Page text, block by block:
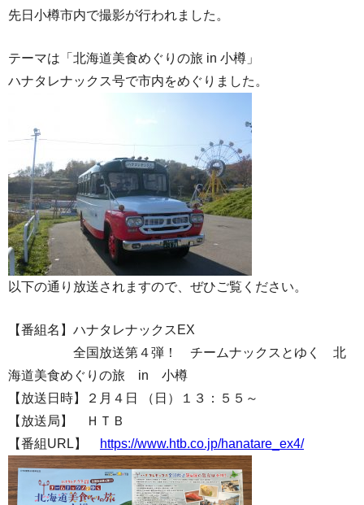
先日小樽市内で撮影が行われました。
テーマは「北海道美食めぐりの旅 in 小樽」
ハナタレナックス号で市内をめぐりました。
以下の通り放送されますので、ぜひご覧ください。
【番組名】ハナタレナックスEX
全国放送第４弾！ チームナックスとゆく 北
海道美食めぐりの旅 in 小樽
【放送日時】２月４日 （日）１３：５５～
【放送局】 ＨＴＢ
【番組URL】
https://www.htb.co.jp/hanatare_ex4/